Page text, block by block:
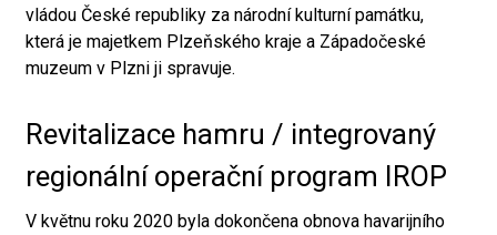
vládou České republiky za národní kulturní památku,
která je majetkem Plzeňského kraje a Západočeské
muzeum v Plzni ji spravuje.
Revitalizace hamru / integrovaný
regionální operační program IROP
V květnu roku 2020 byla dokončena obnova havarijního